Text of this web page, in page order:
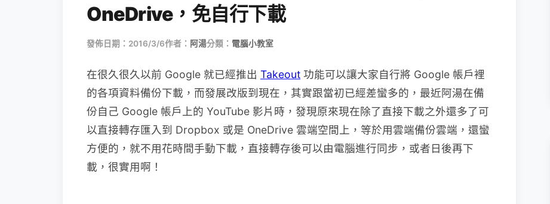
OneDrive，免自行下載
發佈日期：2016/3/6作者： 阿湯分類： 電腦小教室
在很久很久以前 Google 就已經推出 Takeout 功能可以讓大家自行將 Google 帳戶裡
的各項資料備份下載，而發展改版到現在，其實跟當初已經差蠻多的，最近阿湯在備
份自己 Google 帳戶上的 YouTube 影片時，發現原來現在除了直接下載之外還多了可
以直接轉存匯入到 Dropbox 或是 OneDrive 雲端空間上，等於用雲端備份雲端，還蠻
方便的，就不用花時間手動下載，直接轉存後可以由電腦進行同步，或者日後再下
載，很實用啊！